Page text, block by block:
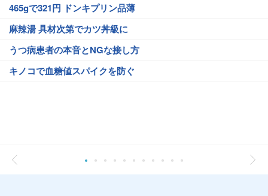
465gで321円 ドンキプリン品薄
麻辣湯 具材次第でカツ丼級に
うつ病患者の本音とNGな接し方
キノコで血糖値スパイクを防ぐ